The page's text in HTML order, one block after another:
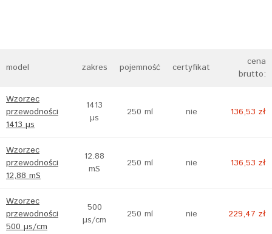
model zakres pojemność certyfikat
cena
brutto:
Wzorzec
przewodności
1413 µs
1413
µs
250 ml nie 136,53 zł
Wzorzec
przewodności
12,88 mS
12.88
mS
250 ml nie 136,53 zł
Wzorzec
przewodności
500 µs/cm
500
µs/cm
250 ml nie 229,47 zł